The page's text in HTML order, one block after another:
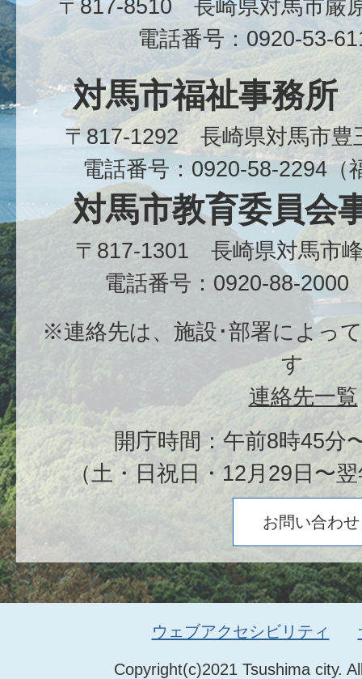
〒817-8510 長崎県対馬市
電話番号：0920-53-
対馬市福祉事務所
〒817-1292 長崎県対馬市
電話番号：0920-58-2294（
対馬市教育委員会
〒817-1301 長崎県対馬市
電話番号：0920-88-2000
※連絡先は、施設･部署によっ
す
連絡先一覧
開庁時間：午前8時45分
（土・日祝日・12月29日〜
お問い合わせ
Copyright(c)2021 Tsushima city.
ウェブアクセシビリティ